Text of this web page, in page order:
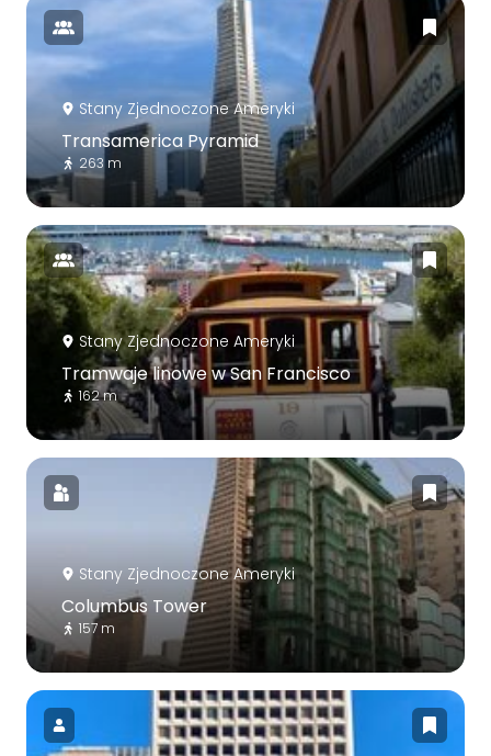
Stany Zjednoczone Ameryki
Transamerica Pyramid
263 m
Stany Zjednoczone Ameryki
Tramwaje linowe w San Francisco
162 m
Stany Zjednoczone Ameryki
Columbus Tower
157 m